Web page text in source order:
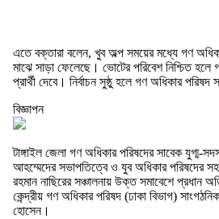
এতে বক্তারা বলেন, খুব অল্প সময়ের মধ্যে গণ
মাঝে সাড়া ফেলেছে। ভোটের পরিবেশ নিশ্চিত
প্রার্থী দেবে। নির্বাচন সুষ্ঠু হলে গণ অধিকার
বিজ্ঞাপন
টাঙ্গাইল জেলা গণ অধিকার পরিষদের সাবেক যুগ্ম-
আহম্মেদের সভাপতিত্বে ও যুব অধিকার পরিষদের
রহমান নাছিরের সঞ্চালনায় উক্ত সমাবেশে প্রধান
কেন্দ্রীয় গণ অধিকার পরিষদ (ঢাকা বিভাগ)
হোসেন।